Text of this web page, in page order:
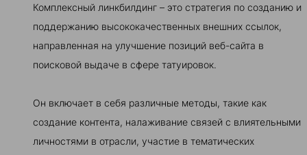
Комплексный линкбилдинг – это стратегия по созданию и
поддержанию высококачественных внешних ссылок,
направленная на улучшение позиций веб-сайта в
поисковой выдаче в сфере татуировок.
Он включает в себя различные методы, такие как
создание контента, налаживание связей с влиятельными
личностями в отрасли, участие в тематических